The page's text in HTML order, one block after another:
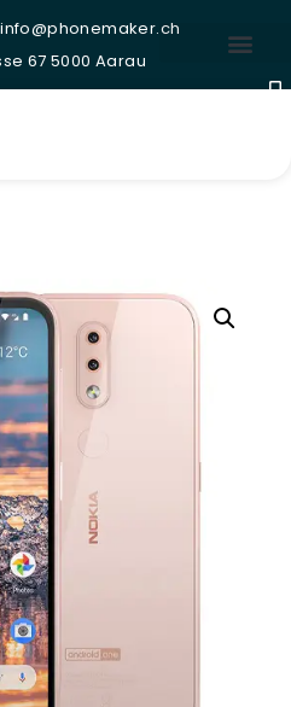
info@phonemaker.ch
67 5000 Aarau